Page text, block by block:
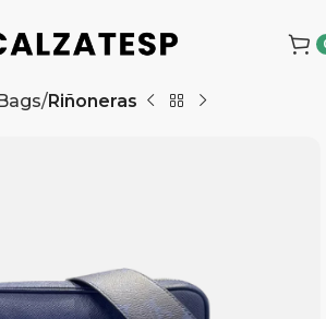
Riñoneras